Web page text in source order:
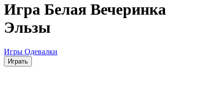
Игра Белая Вечеринка
Эльзы
Игры Одевалки
Играть